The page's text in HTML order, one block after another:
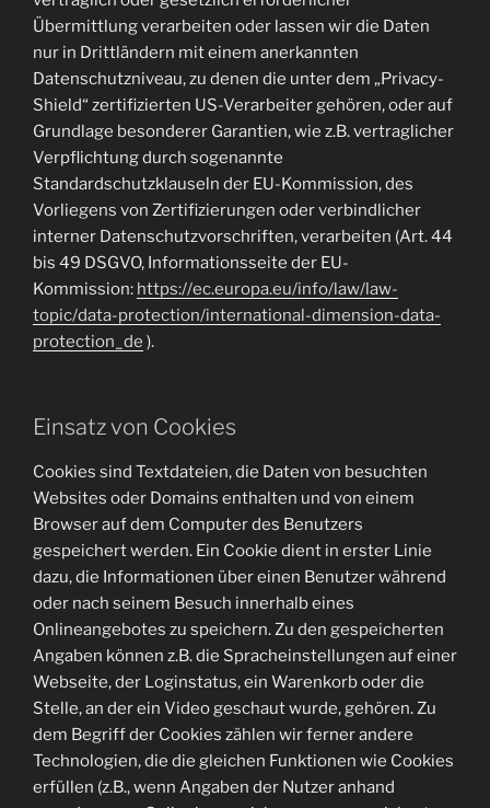
Übermittlung verarbeiten oder lassen wir die Daten
nur in Drittländern mit einem anerkannten
Datenschutzniveau, zu denen die unter dem „Privacy-
Shield“ zertifizierten US-Verarbeiter gehören, oder auf
Grundlage besonderer Garantien, wie z.B. vertraglicher
Verpflichtung durch sogenannte
Standardschutzklauseln der EU-Kommission, des
Vorliegens von Zertifizierungen oder verbindlicher
interner Datenschutzvorschriften, verarbeiten (Art. 44
bis 49 DSGVO, Informationsseite der EU-
Kommission: https://ec.europa.eu/info/law/law-
topic/data-protection/international-dimension-data-
protection_de ).
Einsatz von Cookies
Cookies sind Textdateien, die Daten von besuchten
Websites oder Domains enthalten und von einem
Browser auf dem Computer des Benutzers
gespeichert werden. Ein Cookie dient in erster Linie
dazu, die Informationen über einen Benutzer während
oder nach seinem Besuch innerhalb eines
Onlineangebotes zu speichern. Zu den gespeicherten
Angaben können z.B. die Spracheinstellungen auf einer
Webseite, der Loginstatus, ein Warenkorb oder die
Stelle, an der ein Video geschaut wurde, gehören. Zu
dem Begriff der Cookies zählen wir ferner andere
Technologien, die die gleichen Funktionen wie Cookies
erfüllen (z.B., wenn Angaben der Nutzer anhand